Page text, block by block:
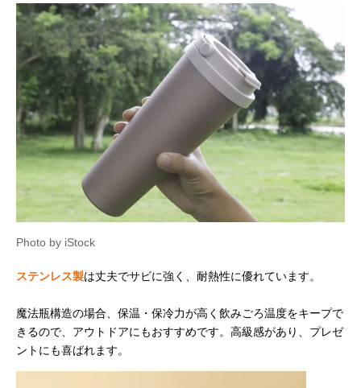
Photo by iStock
ステンレス製は丈夫でサビに強く、耐熱性に優れています。
魔法瓶構造の場合、保温・保冷力が高く飲みごろ温度をキープで
きるので、アウトドアにもおすすめです。高級感があり、プレゼ
ントにも喜ばれます。